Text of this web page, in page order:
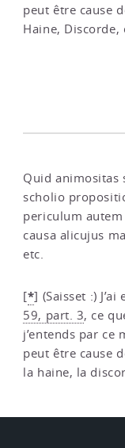
peut être cause
Haine, Discorde,
Quid animositas
scholio
periculum
causa alicujus
etc.
[*] (Saisset :)
59, part. 3, ce
j’entends par ce
peut être cause
la haine, la